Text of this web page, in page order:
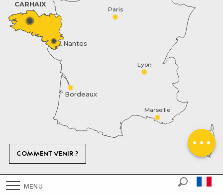
MENU
Horaires
email
Paris
Marseille
Lyon
Bordeaux
Nantes
CARHAIX
COMMENT VENIR ?
Mentions Légales PLAN DU SITE